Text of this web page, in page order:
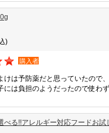
)
購入者
けは予防薬だと思っていたので
には負担のようだったので使わ
べる!!アレルギー対応フードお試